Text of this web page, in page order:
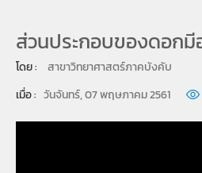
ส่วนประกอบของดอกมี
โดย :
สาขาวิทยาศาสตร์ภาคบังคับ
เมื่อ : วันจันทร์, 07 พฤษภาคม 2561